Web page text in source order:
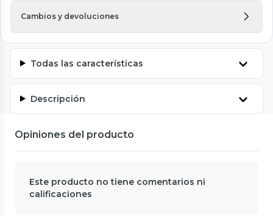
Cambios y devoluciones
Todas las características
Descripción
Opiniones del producto
Este producto no tiene comentarios ni
calificaciones